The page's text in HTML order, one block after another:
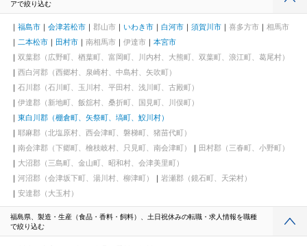
アで絞り込む
福島市 会津若松市 郡山市 いわき市 白河市 須賀川市 喜多方市
相馬市
二本松市
田村市 南相馬市 伊達市
本宮市
双葉郡（広野町、楢葉町、富岡町、川内村、大熊町、双葉町、浪江町、葛尾村）
西白河郡（西郷村、泉崎村、中島村、矢吹町）
石川郡（石川町、玉川村、平田村、浅川町、古殿町）
伊達郡（新地町、飯舘村、桑折町、国見町、川俣町）
東白川郡（棚倉町、矢祭町、塙町、鮫川村）
耶麻郡（北塩原村、西会津町、磐梯町、猪苗代町）
南会津郡（下郷町、檜枝岐村、只見町、南会津町）
田村郡（三春町、小野町）
大沼郡（三島町、金山町、昭和村、会津美里町）
河沼郡（会津坂下町、湯川村、柳津町）
岩瀬郡（鏡石町、天栄村）
安達郡（大玉村）
福島県、製造・生産（食品・香料・飼料）、土日祝休みの転職・求人情報を職種
で絞り込む